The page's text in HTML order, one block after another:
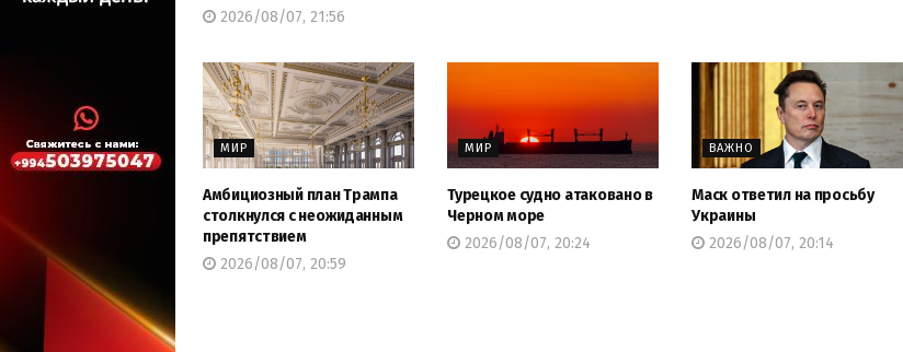
2026/08/07, 21:56
МИР
Амбициозный план Трампа
столкнулся с неожиданным
препятствием
2026/08/07, 20:59
МИР
Турецкое судно атаковано в
Черном море
2026/08/07, 20:24
ВАЖНО
Маск ответил на просьбу
Украины
2026/08/07, 20:14